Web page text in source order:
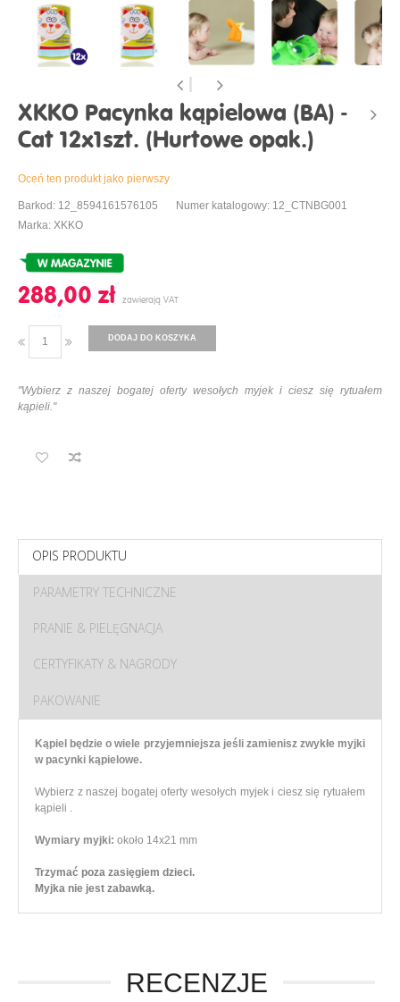
XKKO Pacynka kąpielowa (BA) -
Cat 12x1szt. (Hurtowe opak.)
Oceń ten produkt jako pierwszy
Barkod: 12_8594161576105
Numer katalogowy: 12_CTNBG001
Marka: XKKO
288,00 ‎zł
DODAJ DO KOSZYKA
"Wybierz z naszej bogatej oferty wesołych myjek i ciesz się rytuałem
kąpieli."
OPIS PRODUKTU
PARAMETRY TECHNICZNE
PRANIE & PIELĘGNACJA
CERTYFIKATY & NAGRODY
PAKOWANIE
Kąpiel będzie o wiele przyjemniejsza jeśli zamienisz zwykłe myjki
w pacynki kąpielowe.
Wybierz z naszej bogatej oferty wesołych myjek i ciesz się rytuałem
kąpieli .
Wymiary myjki: około 14x21 mm
Trzymać poza zasięgiem dzieci.
Myjka nie jest zabawką.
RECENZJE